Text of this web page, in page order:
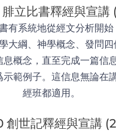
立比書釋經與宣講
有系統地從經文分析開
大綱、神學概念、發問
概念，直至完成一篇信
示範例子。這信息無論在
經班都適用。
創世記釋經與宣講